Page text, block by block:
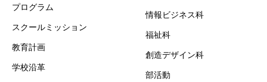
プログラム
スクールミッション
教育計画
学校沿革
情報ビジネス科
福祉科
創造デザイン科
部活動